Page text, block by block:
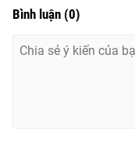
Ðiện thoại Thời báo VTV:
Email:
toasoan@vtv.vn
Bình luận (0)